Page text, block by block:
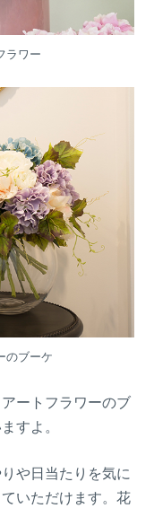
ラワー
のブーケ
ートフラワーのブ
すよ。
や日当たりを気に
いただけます。花